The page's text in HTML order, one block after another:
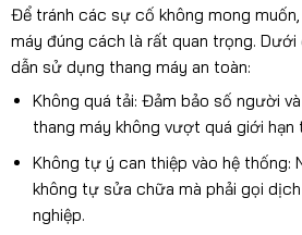
Để tránh các sự cố không mong
máy đúng cách là rất quan trọng.
dẫn sử dụng thang máy an toàn:
Không quá tải: Đảm bảo số người
thang máy không vượt quá giới hạn
Không tự ý can thiệp vào hệ thống:
không tự sửa chữa mà phải gọi
nghiệp.